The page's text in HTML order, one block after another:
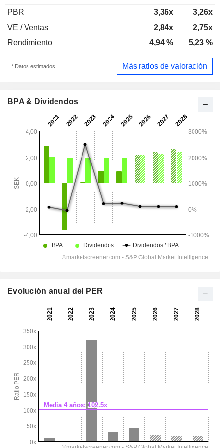
PBR
3,36x
3,26x
VE / Ventas
2,84x
2,75x
Rendimiento
4,94 % 5,23 %
* Datos estimados Más ratios de valoración
BPA & Dividendos
Evolución anual del PER